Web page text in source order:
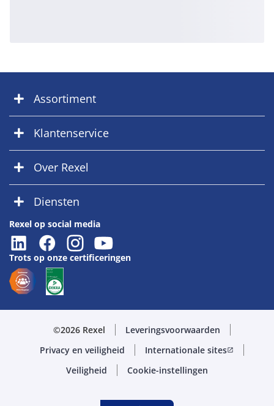
Assortiment
Klantenservice
Over Rexel
Diensten
Rexel op social media
Trots op onze certificeringen
©2026 Rexel
Leveringsvoorwaarden
Privacy en veiligheid
Internationale sitesopen_in_new
Veiligheid Cookie-instellingen